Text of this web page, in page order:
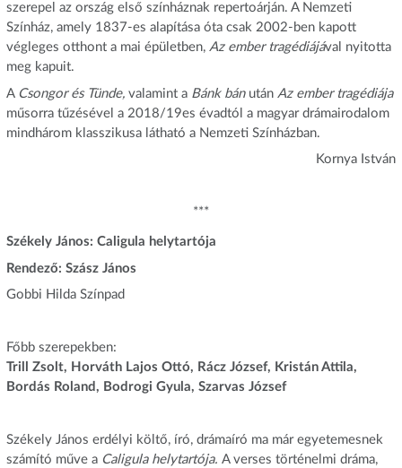
szerepel az ország első színháznak repertoárján. A Nemzeti
Színház, amely 1837-es alapítása óta csak 2002-ben kapott
végleges otthont a mai épületben, Az ember tragédiájával nyitotta
meg kapuit.
A Csongor és Tünde, valamint a Bánk bánután Az ember tragédiája
műsorra tűzésével a 2018/19es évadtól a magyar drámairodalom
mindhárom klasszikusa látható a Nemzeti Színházban.
Kornya István
***
Székely János: Caligula helytartója
Rendező: Szász János
Gobbi Hilda Színpad
Főbb szerepekben:
Trill Zsolt, Horváth Lajos Ottó, Rácz József, Kristán Attila,
Bordás Roland, Bodrogi Gyula, Szarvas József
Székely János erdélyi költő, író, drámaíró ma már egyetemesnek
számító műve a Caligula helytartója. A verses történelmi dráma,